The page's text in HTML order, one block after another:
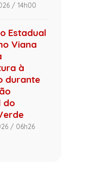
/ 14h00
Estadual
Viana
à
durante
do
/ 06h26